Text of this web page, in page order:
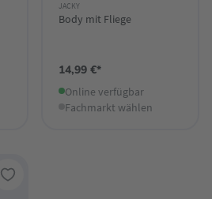
JACKY
Body mit Fliege
14,99 €*
Online verfügbar
Fachmarkt wählen